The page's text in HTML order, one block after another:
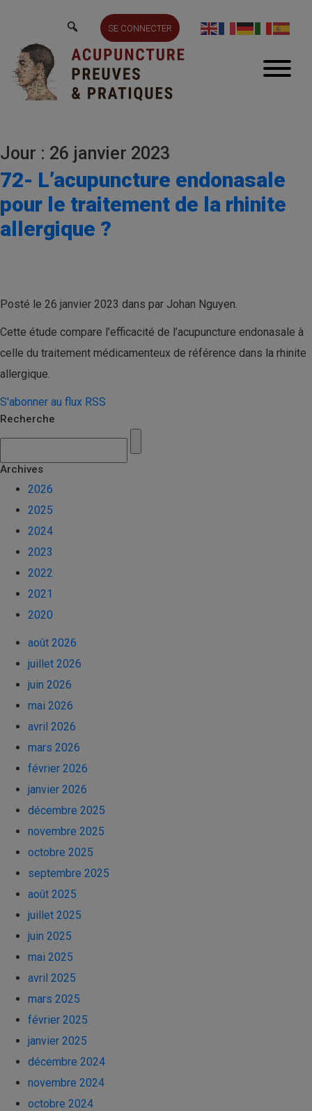
SE CONNECTER
Jour : 26 janvier 2023
72- L’acupuncture endonasale
pour le traitement de la rhinite
allergique ?
Posté le 26 janvier 2023 dans par Johan Nguyen.
Cette étude compare l’efficacité de l’acupuncture endonasale à
celle du traitement médicamenteux de référence dans la rhinite
allergique.
S'abonner au flux RSS
Recherche
Archives
2026
2025
2024
2023
2022
2021
2020
août 2026
juillet 2026
juin 2026
mai 2026
avril 2026
mars 2026
février 2026
janvier 2026
décembre 2025
novembre 2025
octobre 2025
septembre 2025
août 2025
juillet 2025
juin 2025
mai 2025
avril 2025
mars 2025
février 2025
janvier 2025
décembre 2024
novembre 2024
octobre 2024